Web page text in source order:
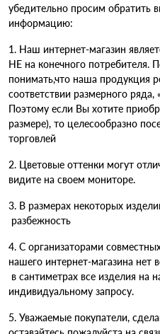
убедительно просим обратить
информацию:
1. Наш интернет-магазин
НЕ на конечного потребителя.
понимать,что наша продукция
соответствии размерного ряда,
Поэтому если Вы хотите
размере), то целесообразно
торговлей
2. Цветовые оттенки могут
видите на своем мониторе.
3. В размерах некоторых
разбежность
4. С организаторами
нашего интернет-магазина нет
в сантиметрах все изделия на
индивидуальному запросу.
5. Уважаемые покупатели,